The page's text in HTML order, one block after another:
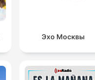
Эхо Москвы